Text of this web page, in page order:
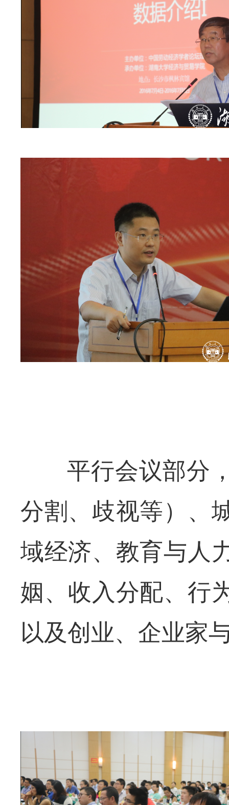
平行会议部分
分割、歧视等）、
域经济、教育与人
姻、收入分配、行
以及创业、企业家